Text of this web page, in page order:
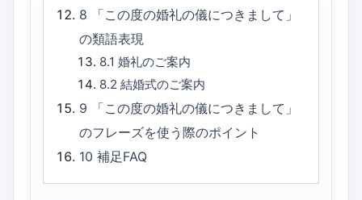
8
「この度の婚礼の儀につきまして」
の類語表現
8.1 婚礼のご案内
8.2 結婚式のご案内
9
「この度の婚礼の儀につきまして」
のフレーズを使う際のポイント
10補足FAQ